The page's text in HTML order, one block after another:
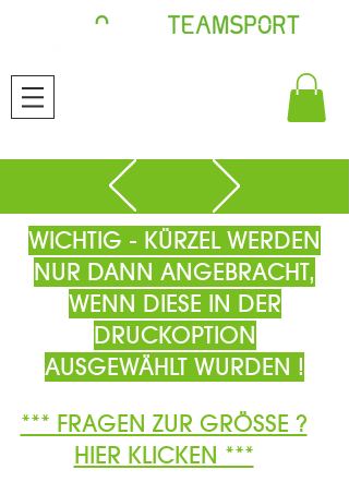
WICHTIG - KÜRZEL WERDEN
NUR DANN ANGEBRACHT,
WENN DIESE IN DER
DRUCKOPTION
AUSGEWÄHLT WURDEN !
*** FRAGEN ZUR GRÖSSE ?
HIER KLICKEN ***